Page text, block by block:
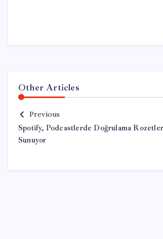
Other Articles
Previous
Spotify, Podcastlerde Doğrulama
Sunuyor